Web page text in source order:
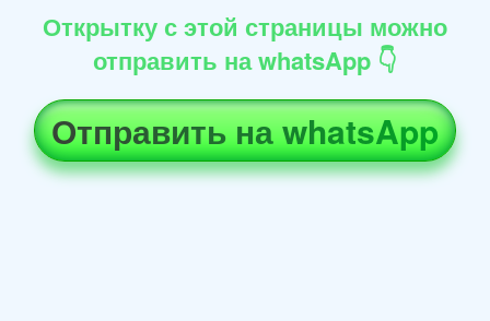
Открытку с этой страницы можно
отправить на whatsApp 👇
Отправить на whatsApp